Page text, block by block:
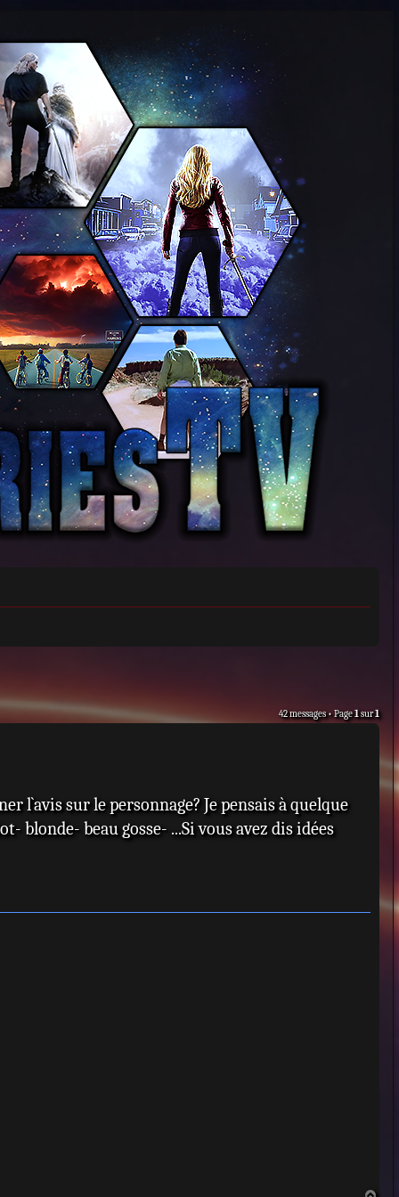
42 messages • Page1sur1
l`avis sur le personnage? Je pensais à quelque
blonde- beau gosse- ...Si vous avez dis idées